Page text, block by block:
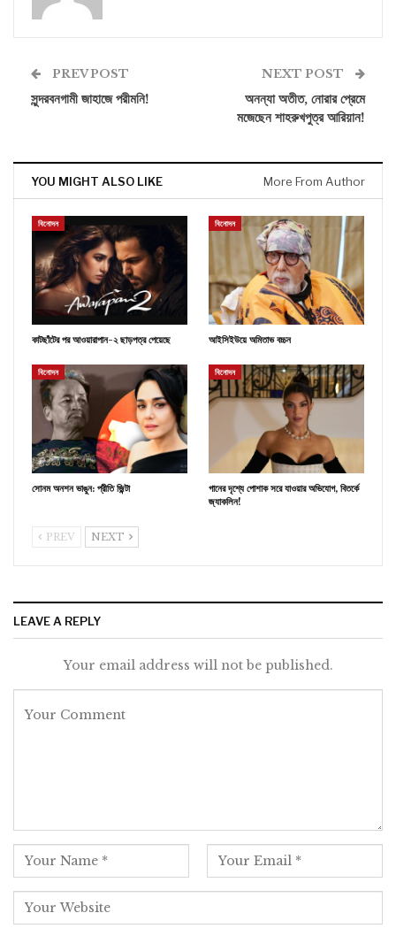
PREV POST
সুন্দরবনগামী জাহাজে পরীমনি!
NEXT POST
অনন্যা অতীত, নোরার প্রেমে
মজেছেন শাহরুখপুত্র আরিয়ান!
YOU MIGHT ALSO LIKE More From Author
বিনোদন
কাটছাঁটের পর আওয়ারাপান-২ ছাড়পত্র পেয়েছে
বিনোদন
আইসিইউয়ে অমিতাভ বচ্চন
বিনোদন
সোনম অনশন ভাঙুন: প্রীতি জ়িন্টা
বিনোদন
গানের দৃশ্যে পোশাক সরে যাওয়ার অভিযোগ, বিতর্কে
জ্যাকলিন!
PREV NEXT
LEAVE A REPLY
Your email address will not be published.